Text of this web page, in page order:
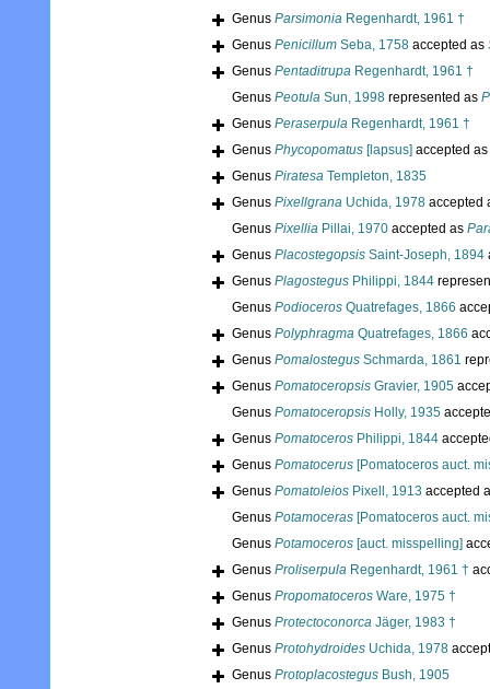
Genus Parsimonia Regenhardt, 1961 †
Genus Penicillum Seba, 1758 accepted as
Genus Pentaditrupa Regenhardt, 1961 †
Genus Peotula Sun, 1998 represented as
Genus Peraserpula Regenhardt, 1961 †
Genus Phycopomatus [lapsus] accepted as
Genus Piratesa Templeton, 1835
Genus Pixellgrana Uchida, 1978 accepted
Genus Pixellia Pillai, 1970 accepted as
Genus Placostegopsis Saint-Joseph, 1894
Genus Plagostegus Philippi, 1844
Genus Podioceros Quatrefages, 1866
Genus Polyphragma Quatrefages, 1866
Genus Pomalostegus Schmarda, 1861
Genus Pomatoceropsis Gravier, 1905
Genus Pomatoceropsis Holly, 1935
Genus Pomatoceros Philippi, 1844
Genus Pomatocerus [Pomatoceros auct.
Genus Pomatoleios Pixell, 1913 accepted
Genus Potamoceras [Pomatoceros auct.
Genus Potamoceros [auct. misspelling]
Genus Proliserpula Regenhardt, 1961 †
Genus Propomatoceros Ware, 1975 †
Genus Protectoconorca Jäger, 1983 †
Genus Protohydroides Uchida, 1978
Genus Protoplacostegus Bush, 1905